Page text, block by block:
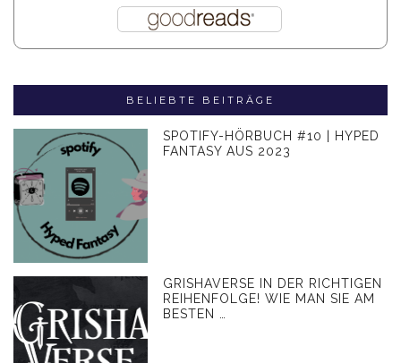
BELIEBTE BEITRÄGE
SPOTIFY-HÖRBUCH #10 | HYPED
FANTASY AUS 2023
GRISHAVERSE IN DER RICHTIGEN
REIHENFOLGE! WIE MAN SIE AM
BESTEN …